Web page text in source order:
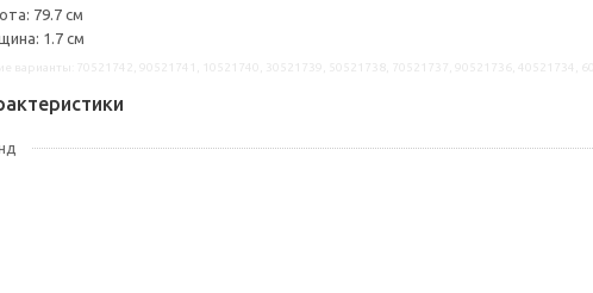
79.7 см
1.7 см